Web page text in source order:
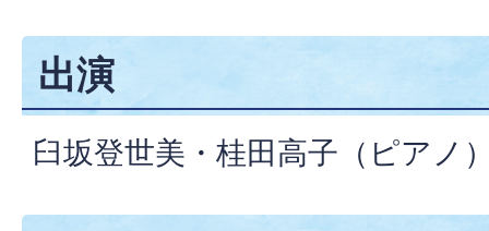
出演
臼坂登世美・桂田高子（ピアノ